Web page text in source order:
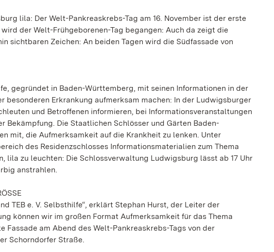
lila: Der Welt-Pankreaskrebs-Tag am 16. November ist der erste
der Welt-Frühgeborenen-Tag begangen: Auch da zeigt die
sichtbaren Zeichen: An beiden Tagen wird die Südfassade von
gegründet in Baden-Württemberg, mit seinen Informationen in der
Erkrankung aufmerksam machen: In der Ludwigsburger
und Betroffenen informieren, bei Informationsveranstaltungen
Bekämpfung. Die Staatlichen Schlösser und Gärten Baden-
mit, die Aufmerksamkeit auf die Krankheit zu lenken. Unter
des Residenzschlosses Informationsmaterialien zum Thema
lila zu leuchten: Die Schlossverwaltung Ludwigsburg lässt ab 17 Uhr
anstrahlen.
TEB e. V. Selbsthilfe“, erklärt Stephan Hurst, der Leiter der
können wir im großen Format Aufmerksamkeit für das Thema
am Abend des Welt-Pankreaskrebs-Tags von der
Schorndorfer Straße.